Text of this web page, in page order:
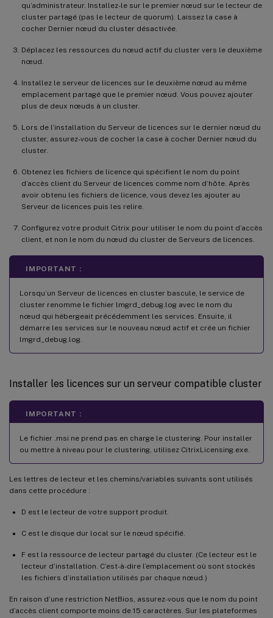
qu’administrateur. Installez-le sur le premier nœud sur le lecteur de
cluster partagé (pas le lecteur de quorum). Laissez la case à
cocher Dernier nœud du cluster désactivée.
Déplacez les ressources du nœud actif du cluster vers le deuxième
nœud.
Installez le serveur de licences sur le deuxième nœud au même
emplacement partagé que le premier nœud. Vous pouvez ajouter
plus de deux nœuds à un cluster.
Lors de l’installation du Serveur de licences sur le dernier nœud du
cluster, assurez-vous de cocher la case à cocher Dernier nœud du
cluster.
Obtenez les fichiers de licence qui spécifient le nom du point
d’accès client du Serveur de licences comme nom d’hôte. Après
avoir obtenu les fichiers de licence, vous devez les ajouter au
Serveur de licences puis les relire.
Configurez votre produit Citrix pour utiliser le nom du point d’accès
client, et non le nom du nœud du cluster de Serveurs de licences.
IMPORTANT :
Lorsqu’un Serveur de licences en cluster bascule, le service de
cluster renomme le fichier lmgrd_debug.log avec le nom du
nœud qui hébergeait précédemment les services. Ensuite, il
démarre les services sur le nouveau nœud actif et crée un fichier
lmgrd_debug.log.
Installer les licences sur un serveur compatible cluster
IMPORTANT :
Le fichier .msi ne prend pas en charge le clustering. Pour installer
ou mettre à niveau pour le clustering, utilisez CitrixLicensing.exe.
Les lettres de lecteur et les chemins/variables suivants sont utilisés
dans cette procédure :
D est le lecteur de votre support produit.
C est le disque dur local sur le nœud spécifié.
F est la ressource de lecteur partagé du cluster. (Ce lecteur est le
lecteur d’installation. C’est-à-dire l’emplacement où sont stockés
les fichiers d’installation utilisés par chaque nœud.)
En raison d’une restriction NetBios, assurez-vous que le nom du point
d’accès client comporte moins de 15 caractères. Sur les plateformes